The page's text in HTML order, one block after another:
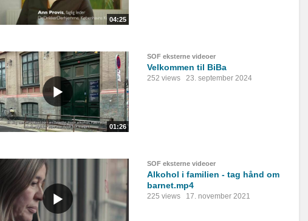
04:25
01:26
SOF eksterne videoer
Velkommen til BiBa
252 views 23. september 2024
SOF eksterne videoer
Alkohol i familien - tag hånd om
barnet.mp4
225 views 17. november 2021